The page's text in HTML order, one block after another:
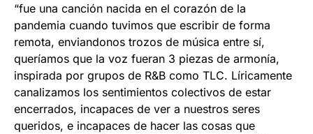
“fue una canción nacida en el corazón de la
pandemia cuando tuvimos que escribir de forma
remota, enviandonos trozos de música entre sí,
queríamos que la voz fueran 3 piezas de armonía,
inspirada por grupos de R&B como TLC. Líricamente
canalizamos los sentimientos colectivos de estar
encerrados, incapaces de ver a nuestros seres
queridos, e incapaces de hacer las cosas que